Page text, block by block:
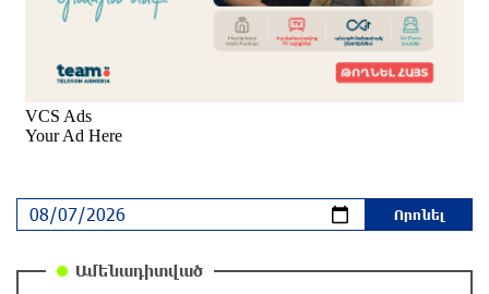
իրավիճակը
17 րոպե առաջ
տապալվել
Իրանը և Օմանը պլանավորում են փոխել
կառուցվածքը
Ամենադիտված